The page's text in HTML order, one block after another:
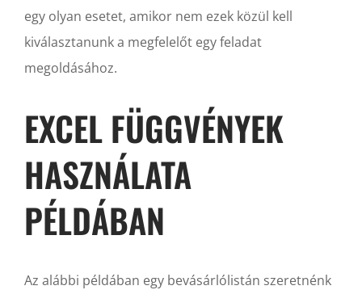
egy olyan esetet, amikor nem ezek közül kell
kiválasztanunk a megfelelőt egy feladat
megoldásához.
EXCEL FÜGGVÉNYEK
HASZNÁLATA
PÉLDÁBAN
Az alábbi példában egy bevásárlólistán szeretnénk